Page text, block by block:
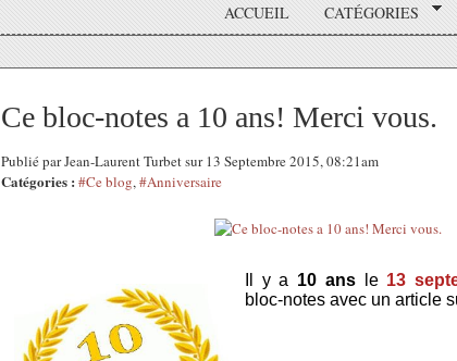
ACCUEIL CATÉGORIES
Ce bloc-notes a 10 ans! Merci vous.
Publié par Jean-Laurent Turbet sur 13 Septembre 2015, 08:21am
Catégories : #Ce blog,#Anniversaire
Il y a 10 ansle 13
bloc-notes avec un article